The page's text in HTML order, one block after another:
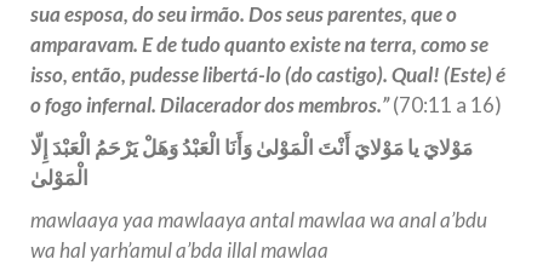
sua esposa, do seu irmão. Dos seus parentes, que o
amparavam. E de tudo quanto existe na terra, como se
isso, então, pudesse libertá-lo (do castigo). Qual! (Este) é
o fogo infernal. Dilacerador dos membros.”(70:11 a 16)
مَوْلايَ يا مَوْلايَ أَنْتَ الْمَوْلىٰ وَأَنَا الْعَبْدُ وَهَلْ يَرْحَمُ الْعَبْدَ إِلّا
الْمَوْلىٰ
mawlaaya yaa mawlaaya antal mawlaa wa anal a’bdu
wa hal yarh’amul a’bda illal mawlaa